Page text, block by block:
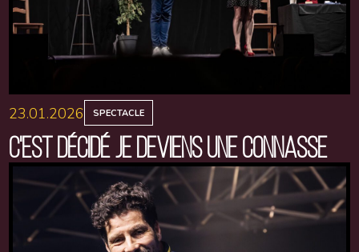
23.01.2026 SPECTACLE
C'EST DÉCIDÉ JE DEVIENS UNE CONNASSE